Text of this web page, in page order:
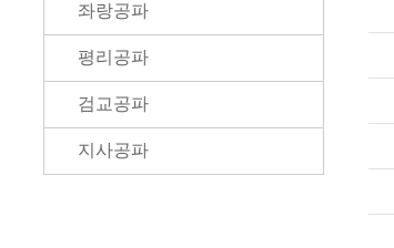
좌랑공파
평리공파
검교공파
지사공파